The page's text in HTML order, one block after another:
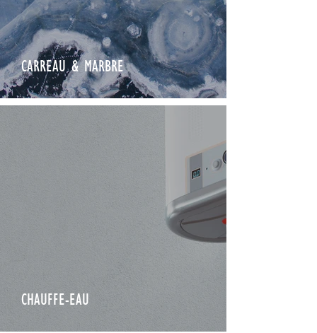
CARREAU & MARBRE
CHAUFFE-EAU